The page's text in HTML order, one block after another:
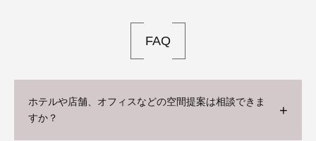
FAQ
ホテルや店舗、オフィスなどの空間提案は相談できま
すか？